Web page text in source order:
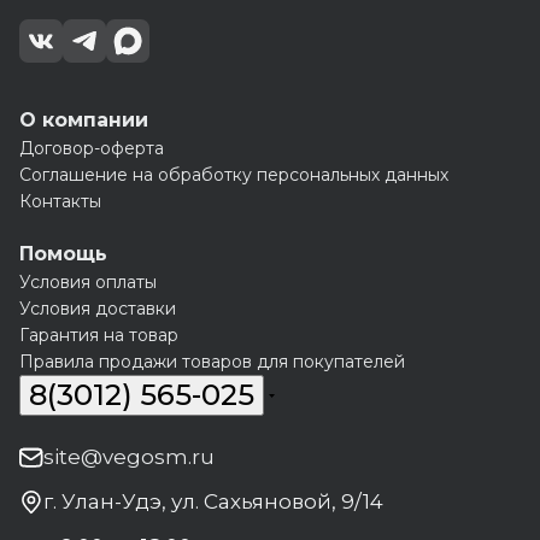
О компании
Договор-оферта
Соглашение на обработку персональных данных
Контакты
Помощь
Условия оплаты
Условия доставки
Гарантия на товар
Правила продажи товаров для покупателей
8(3012) 565-025
site@vegosm.ru
г. Улан-Удэ, ул. Сахьяновой, 9/14